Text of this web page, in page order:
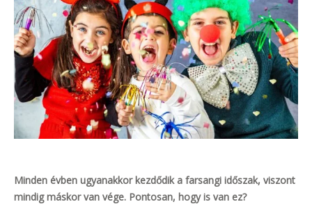
Minden évben ugyanakkor kezdődik a farsangi időszak, viszont
mindig máskor van vége. Pontosan, hogy is van ez?